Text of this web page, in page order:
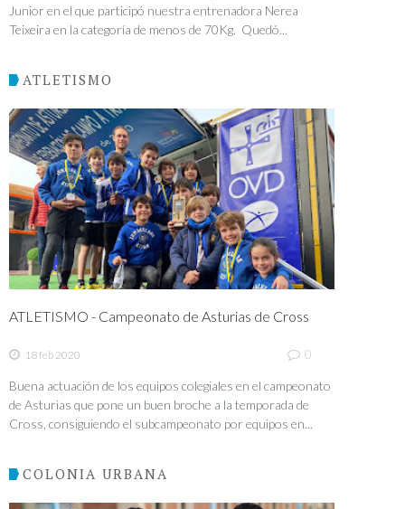
Junior en el que participó nuestra entrenadora Nerea
Teixeira en la categoría de menos de 70Kg. Quedó...
ATLETISMO
ATLETISMO - Campeonato de Asturias de Cross
18 feb 2020 0
Buena actuación de los equipos colegiales en el campeonato
de Asturias que pone un buen broche a la temporada de
Cross, consiguiendo el subcampeonato por equipos en...
COLONIA URBANA